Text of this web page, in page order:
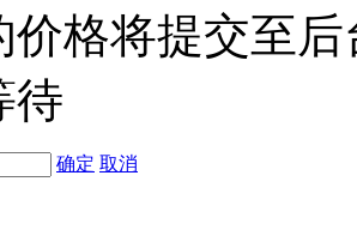
价格将提交至
待
确定 取消